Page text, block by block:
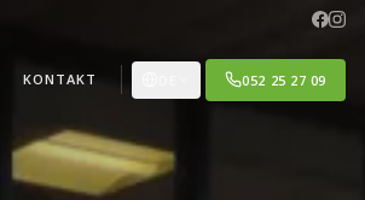
KONTAKT 052 25 27 09